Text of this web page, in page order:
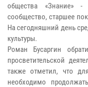
общества «Знание» -
сообщество, старшее
На сегодняшний день
культуры.
Роман Бусаргин
просветительской
также отметил, что
необходимо